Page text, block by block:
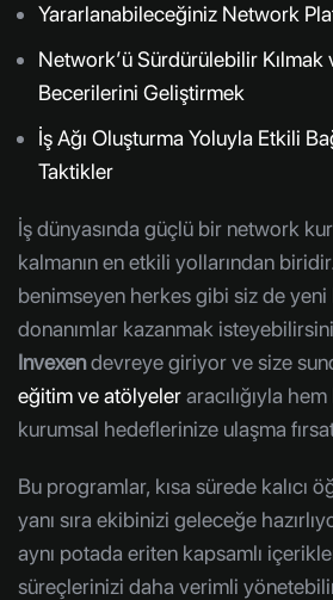
Yararlanabileceğiniz Network
Network’ü Sürdürülebilir Kılmak
Becerilerini Geliştirmek
İş Ağı Oluşturma Yoluyla Etkili
Taktikler
İş dünyasında güçlü bir network
kalmanın en etkili yollarından
benimseyen herkes gibi siz de
donanımlar kazanmak
Invexendevreye giriyor ve size
eğitim ve atölyeleraracılığıyla
kurumsal hedeflerinize ulaşma
Bu programlar, kısa sürede kalıcı
yanı sıra ekibinizi geleceğe
aynı potada eriten kapsamlı
süreçlerinizi daha verimli